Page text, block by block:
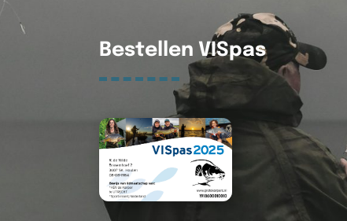
Bestellen VISpas